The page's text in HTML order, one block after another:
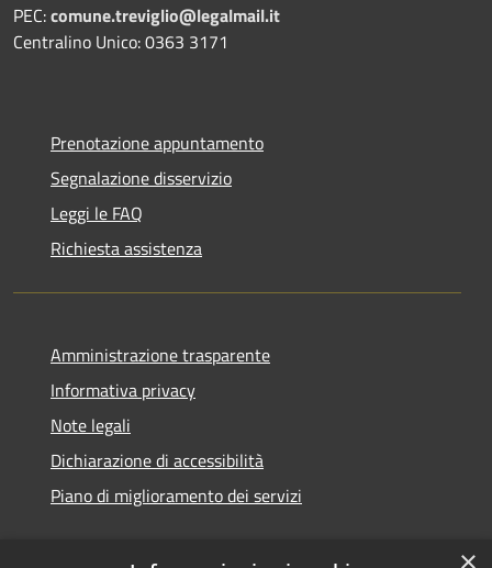
PEC:comune.treviglio@legalmail.it
Centralino Unico: 0363 3171
Prenotazione appuntamento
Segnalazione disservizio
Leggi le FAQ
Richiesta assistenza
Amministrazione trasparente
Informativa privacy
Note legali
Dichiarazione di accessibilità
Piano di miglioramento dei servizi